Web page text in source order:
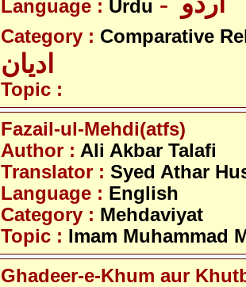
Language : Urdu
Category : Comparative
ادیان
Topic :
Fazail-ul-Mehdi(atfs)
Author : Ali Akbar Talafi
Translator : Syed Athar
Language : English
Category : Mehdaviyat
Topic : Imam Muhammad
Ghadeer-e-Khum aur